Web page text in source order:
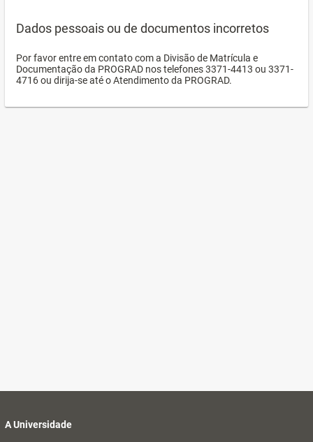
Dados pessoais ou de documentos incorretos
Por favor entre em contato com a Divisão de Matrícula e
Documentação da PROGRAD nos telefones 3371-4413 ou 3371-
4716 ou dirija-se até o Atendimento da PROGRAD.
A Universidade